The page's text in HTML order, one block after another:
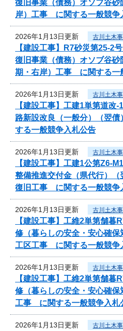
復旧事業（債務）オソブ谷
岸）工事 に関する一般競争
2026年1月13日更新 古川土木
【建設工事】R7砂災第25-
復旧事業（債務）オソブ谷
期・右岸）工事 に関する一
2026年1月13日更新 古川土木
【建設工事】工建1単第道
路新設改良（一般分）（翌
する一般競争入札公告
2026年1月13日更新 古川土木
【建設工事】工建1公第
整備推進交付金（県代行）
復旧工事 に関する一般競争
2026年1月13日更新 古川土木
【建設工事】工維2単第舗
修（暮らしの安全・安心確
工区工事 に関する一般競争
2026年1月13日更新 古川土木
【建設工事】工維2単第舗
修（暮らしの安全・安心確
工事 に関する一般競争入札
2026年1月13日更新 古川土木